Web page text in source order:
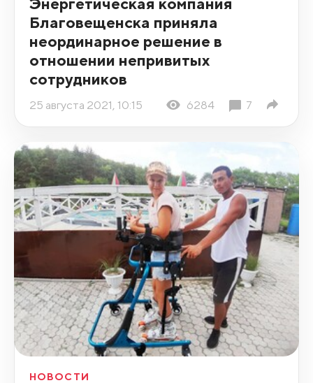
Благовещенска приняла
неординарное решение в
отношении непривитых
сотрудников
25 августа 2021, 10:15 6284 7
НОВОСТИ